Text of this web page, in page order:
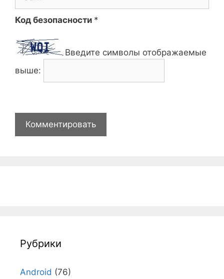
Код безопасности *
Введите символы отображаемые
выше:
Рубрики
Android (76)